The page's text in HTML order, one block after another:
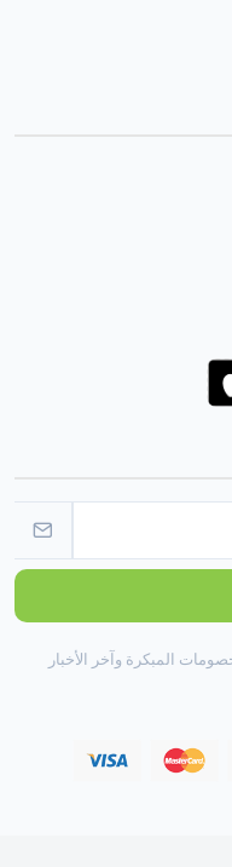
المبكرة وآخر الأخبار